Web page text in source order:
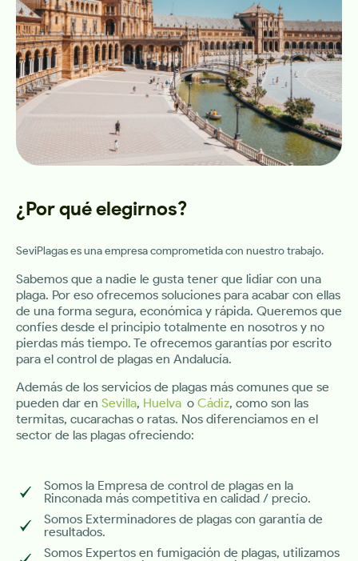
¿Por qué elegirnos?
SeviPlagas es una empresa comprometida con nuestro trabajo.
Sabemos que a nadie le gusta tener que lidiar con una
plaga. Por eso ofrecemos soluciones para acabar con ellas
de una forma segura, económica y rápida. Queremos que
confíes desde el principio totalmente en nosotros y no
pierdas más tiempo. Te ofrecemos garantías por escrito
para el control de plagas en Andalucía.
Además de los servicios de plagas más comunes que se
pueden dar en Sevilla, Huelva o Cádiz, como son las
termitas, cucarachas o ratas. Nos diferenciamos en el
sector de las plagas ofreciendo:
Somos la Empresa de control de plagas en la
Rinconada más competitiva en calidad / precio.
Somos Exterminadores de plagas con garantía de
resultados.
Somos Expertos en fumigación de plagas, utilizamos